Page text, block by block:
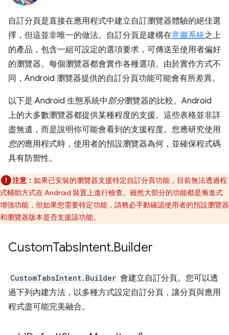
自訂分頁是直接在應用程式中建立自訂瀏覽器體驗的絕佳選
擇，但這並非唯一的做法。自訂分頁是建構在意圖系統之上
的產品，包含一組可設定的選項要求，可傳送至使用者偏好
的瀏覽器。每個瀏覽器都會實作各種選項。由於實作方式不
同，Android 瀏覽器提供的自訂分頁功能可能會有所差異。
以下是 Android 生態系統中部分瀏覽器的比較。Android
上的大多數瀏覽器都提供某種程度的支援。這些表格並非詳
盡無遺，而是說明你可能會看到的支援程度。您應研究使用
您的應用程式時，使用者的預設瀏覽器為何，並確保程式碼
具有防禦性。
注意： 如果已安裝的瀏覽器支援特定自訂分頁功能，目前無法透過程
式輔助方式在 Android 裝置上進行檢查。雖然大部分的功能都是漸進式
增強功能，但如果您需要特定功能，請務必手動確認使用者的預設瀏覽器
和瀏覽器版本是否支援該功能。
CustomTabsIntent.Builder
CustomTabsIntent.Builder 會建立自訂分頁。您可以透
過下列內建方法，以多種方式設定自訂分頁，讓分頁與應用
程式盡可能完美融合。